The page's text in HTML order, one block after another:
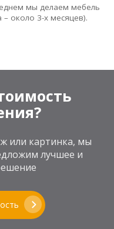
мы делаем мебель
около 3-х месяцев).
или картинка, мы
лучшее и